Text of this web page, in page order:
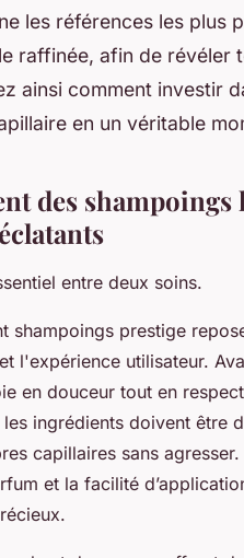
les références les plus
raffinée, afin de révéler
ainsi comment investir
en un véritable
des
entre deux soins.
shampoings prestige
l'expérience utilisateur.
en douceur tout en
ingrédients doivent être
capillaires sans
et la facilité